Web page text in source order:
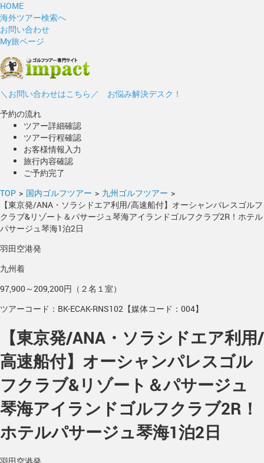
HOME
海外ツアー検索へ
お問い合わせ
My旅ページ
＼お問い合わせはこちら／ お悩み解決デスク！
予約の流れ
ツアー詳細確認
ツアー行程確認
お客様情報入力
旅行内容確認
ご予約完了
TOP > 国内ゴルフツアー > 九州ゴルフツアー >
【東京発/ANA・ソラシドエア利用/高速船付】オーシャンパレスゴルフ
クラブ&リゾート＆パサージュ琴海アイランドゴルフクラブ2R！ホテル
パサージュ琴海1泊2日
羽田空港発
九州着
97,900～209,200円（２名１室）
ツアーコード：BK-ECAK-RNS102【媒体コード：004】
【東京発/ANA・ソラシドエア利用/
高速船付】オーシャンパレスゴル
フクラブ&リゾート＆パサージュ
琴海アイランドゴルフクラブ2R！
ホテルパサージュ琴海1泊2日
羽田空港発